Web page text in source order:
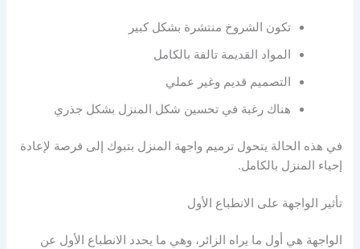
تكون الشروخ منتشرة بشكل كبير
المواد القديمة تالفة بالكامل
التصميم قديم وغير عملي
هناك رغبة في تحسين شكل المنزل بشكل جذري
في هذه الحالة يتحول ترميم واجهة المنزل بتبوك إلى فرصة لإعادة
إحياء المنزل بالكامل.
تأثير الواجهة على الانطباع الأول
الواجهة هي أول ما يراه الزائر، وهي ما يحدد الانطباع الأول عن